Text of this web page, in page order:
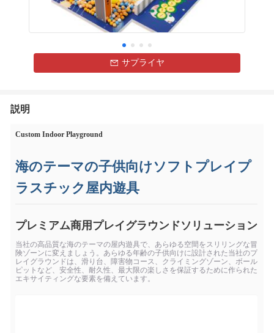
サプライヤ
説明
Custom Indoor Playground
海のテーマの子供向けソフトプレイプ
ラスチック屋内遊具
プレミアム商用プレイグラウンドソリューション
当社の高品質な海のテーマの屋内遊具で、あらゆる空間をスリリングな冒
険ゾーンに変えましょう。あらゆる年齢の子供向けに設計された当社のプ
レイグラウンドは、滑り台、障害物コース、クライミングゾーン、ボール
ピットなど、安全性、耐久性、最大限の楽しさを保証するために作られた
エキサイティングな要素を備えています。